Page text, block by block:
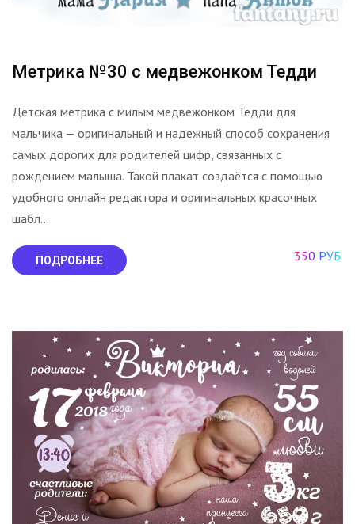
Метрика №30 с медвежонком Тедди
Детская метрика с милым медвежонком Тедди для
мальчика — оригинальный и надежный способ сохранения
самых дорогих для родителей цифр, связанных с
рождением малыша. Такой плакат создаётся с помощью
удобного онлайн редактора и оригинальных красочных
шабл...
ПОДРОБНЕЕ 350 РУБ.